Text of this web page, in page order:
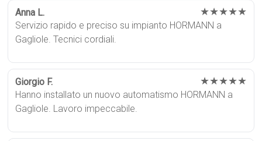
Anna L. ★★★★★
Servizio rapido e preciso su impianto HORMANN a
Gagliole. Tecnici cordiali.
Giorgio F. ★★★★★
Hanno installato un nuovo automatismo HORMANN a
Gagliole. Lavoro impeccabile.